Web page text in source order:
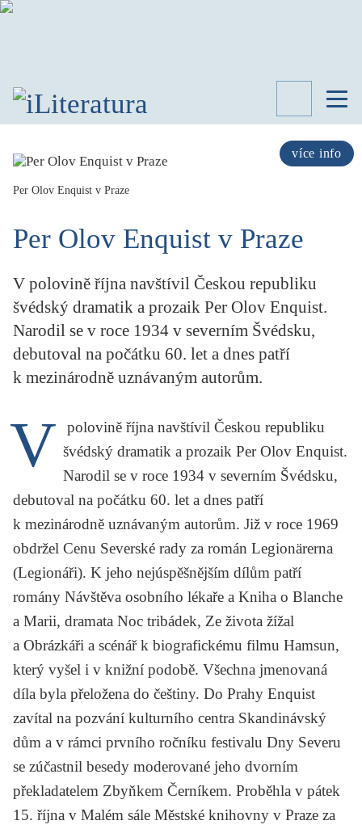
více info
SPISOVATELÉ
KNIHY
LITERATURY
KATEGORIE
STUDIE
PORTRÉT
KRITIKA PŘEKLADU
SLOUPEK
ILIGLOSA
Per Olov Enquist v Praze
Per Olov Enquist v Praze
V polovině října navštívil Českou republiku
švédský dramatik a prozaik Per Olov Enquist.
Narodil se v roce 1934 v severním Švédsku,
debutoval na počátku 60. let a dnes patří
k mezinárodně uznávaným autorům.
V
polovině října navštívil Českou republiku
švédský dramatik a prozaik Per Olov Enquist.
Narodil se v roce 1934 v severním Švédsku,
debutoval na počátku 60. let a dnes patří
k mezinárodně uznávaným autorům. Již v roce 1969
obdržel Cenu Severské rady za román Legionärerna
(Legionáři). K jeho nejúspěšnějším dílům patří
romány Návštěva osobního lékaře a Kniha o Blanche
a Marii, dramata Noc tribádek, Ze života žížal
a Obrázkáři a scénář k biografickému filmu Hamsun,
který vyšel i v knižní podobě. Všechna jmenovaná
díla byla přeložena do češtiny. Do Prahy Enquist
zavítal na pozvání kulturního centra Skandinávský
dům a v rámci prvního ročníku festivalu Dny Severu
se zúčastnil besedy moderované jeho dvorním
překladatelem Zbyňkem Černíkem. Proběhla v pátek
15. října v Malém sále Městské knihovny v Praze za